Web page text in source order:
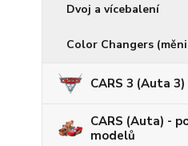
Dvoj a vícebalení
Color Changers
CARS 3 (Auta 3)
CARS (Auta) -
modelů